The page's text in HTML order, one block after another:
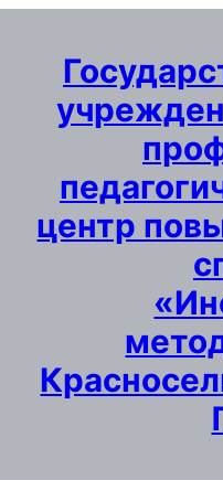
центр